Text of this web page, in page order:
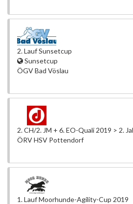
2. Lauf Sunsetcup
Sunsetcup
ÖGV Bad Vöslau
2. CH/2. JM + 6. EO-Quali 2019 > 2.
ÖRV HSV Pottendorf
1. Lauf Moorhunde-Agility-Cup 2019